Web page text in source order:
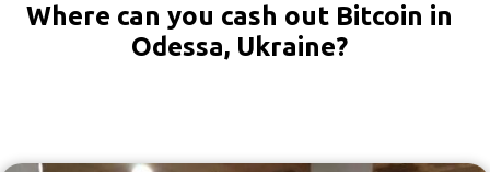
+380734627174
Where can you cash out Bitcoin in
Odessa, Ukraine?